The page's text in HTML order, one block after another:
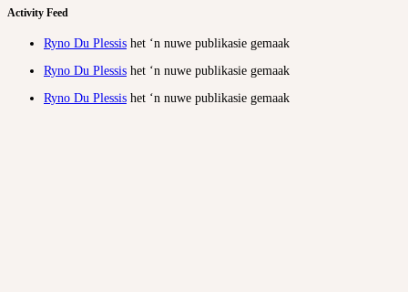
Activity Feed
Ryno Du Plessis het ‘n nuwe publikasie gemaak
Ryno Du Plessis het ‘n nuwe publikasie gemaak
Ryno Du Plessis het ‘n nuwe publikasie gemaak